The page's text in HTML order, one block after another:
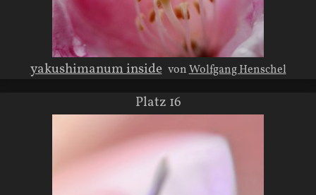
yakushimanum inside vonWolfgang Henschel
Platz 16